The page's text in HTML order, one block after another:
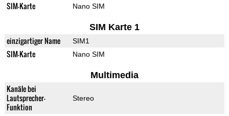
SIM-Karte Nano SIM
SIM Karte 1
einzigartiger Name SIM1
SIM-Karte Nano SIM
Multimedia
Kanäle bei
Lautsprecher-
Funktion
Stereo